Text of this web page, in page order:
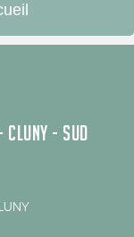
CLUNY - SUD